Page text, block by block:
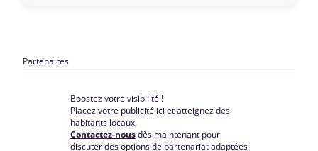
Partenaires
Boostez votre visibilité !
Placez votre publicité ici et atteignez des
habitants locaux.
Contactez-nousdès maintenant pour
discuter des options de partenariat adaptées